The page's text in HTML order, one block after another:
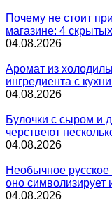
Почему не стоит
магазине: 4
04.08.2026
Аромат из
ингредиента с
04.08.2026
Булочки с сыром и
черствеют
04.08.2026
Необычное
оно символизирует
04.08.2026